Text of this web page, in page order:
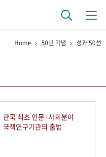
역사
연구자들
Home 50년 기념 성과 50선
한국 최초 인문·사회분야
국책연구기관의 출범